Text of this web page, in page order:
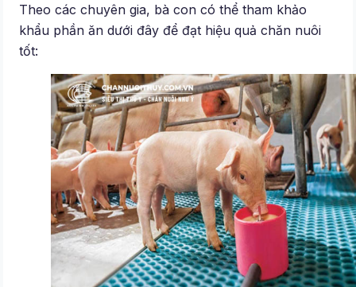
Theo các chuyên gia, bà con có thể tham khảo
khẩu phần ăn dưới đây để đạt hiệu quả chăn nuôi
tốt: